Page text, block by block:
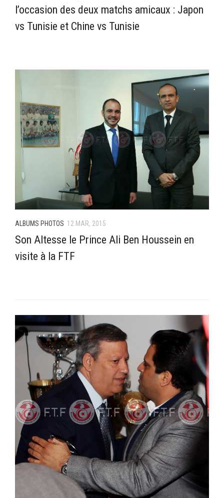
l’occasion des deux matchs amicaux : Japon
vs Tunisie et Chine vs Tunisie
ALBUMS PHOTOS 12 MAR, 2015
Son Altesse le Prince Ali Ben Houssein en
visite à la FTF